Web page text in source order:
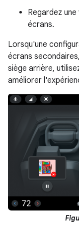
Regardez
écrans.
Lorsqu'une
écrans
siège arrière,
améliorer